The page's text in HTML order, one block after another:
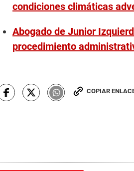
condiciones climáticas
Abogado de Junior
procedimiento
COPIAR